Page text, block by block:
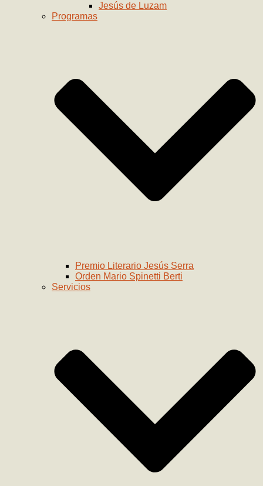
Jesús de Luzam
Programas
Premio Literario Jesús Serra
Orden Mario Spinetti Berti
Servicios